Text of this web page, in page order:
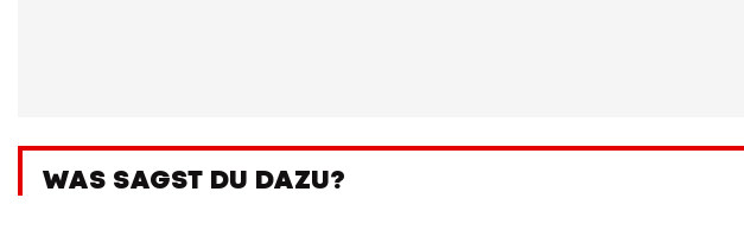
WAS SAGST DU DAZU?